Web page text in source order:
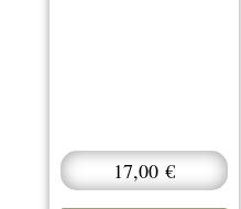
17,00 €